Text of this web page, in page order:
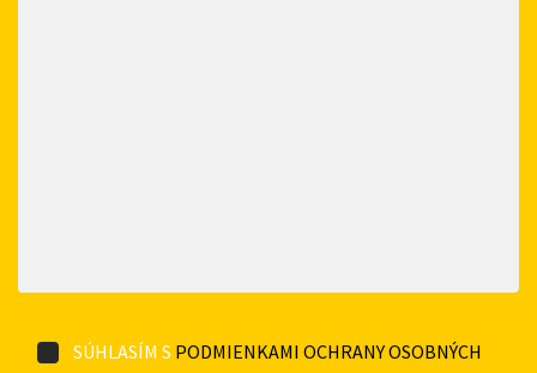
SÚHLASÍM S PODMIENKAMI OCHRANY OSOBNÝCH